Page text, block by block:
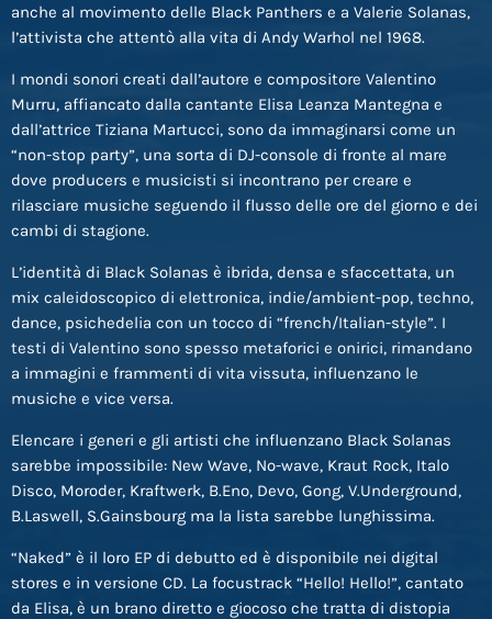
anche al movimento delle Black Panthers e a Valerie Solanas,
lʼattivista che attentò alla vita di Andy Warhol nel 1968.
I mondi sonori creati dallʼautore e compositore Valentino
Murru, affiancato dalla cantante Elisa Leanza Mantegna e
dallʼattrice Tiziana Martucci, sono da immaginarsi come un
“non-stop party”, una sorta di DJ-console di fronte al mare
dove producers e musicisti si incontrano per creare e
rilasciare musiche seguendo il flusso delle ore del giorno e dei
cambi di stagione.
Lʼidentità di Black Solanas è ibrida, densa e sfaccettata, un
mix caleidoscopico di elettronica, indie/ambient-pop, techno,
dance, psichedelia con un tocco di “french/Italian-style”. I
testi di Valentino sono spesso metaforici e onirici, rimandano
a immagini e frammenti di vita vissuta, influenzano le
musiche e vice versa.
Elencare i generi e gli artisti che influenzano Black Solanas
sarebbe impossibile: New Wave, No-wave, Kraut Rock, Italo
Disco, Moroder, Kraftwerk, B.Eno, Devo, Gong, V.Underground,
B.Laswell, S.Gainsbourg ma la lista sarebbe lunghissima.
“Naked” è il loro EP di debutto ed è disponibile nei digital
stores e in versione CD. La focustrack “Hello! Hello!”, cantato
da Elisa, è un brano diretto e giocoso che tratta di distopia